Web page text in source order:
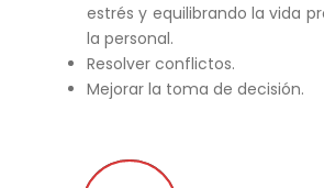
estrés y equilibrando la vida
la personal.
Resolver conflictos.
Mejorar la toma de decisión.